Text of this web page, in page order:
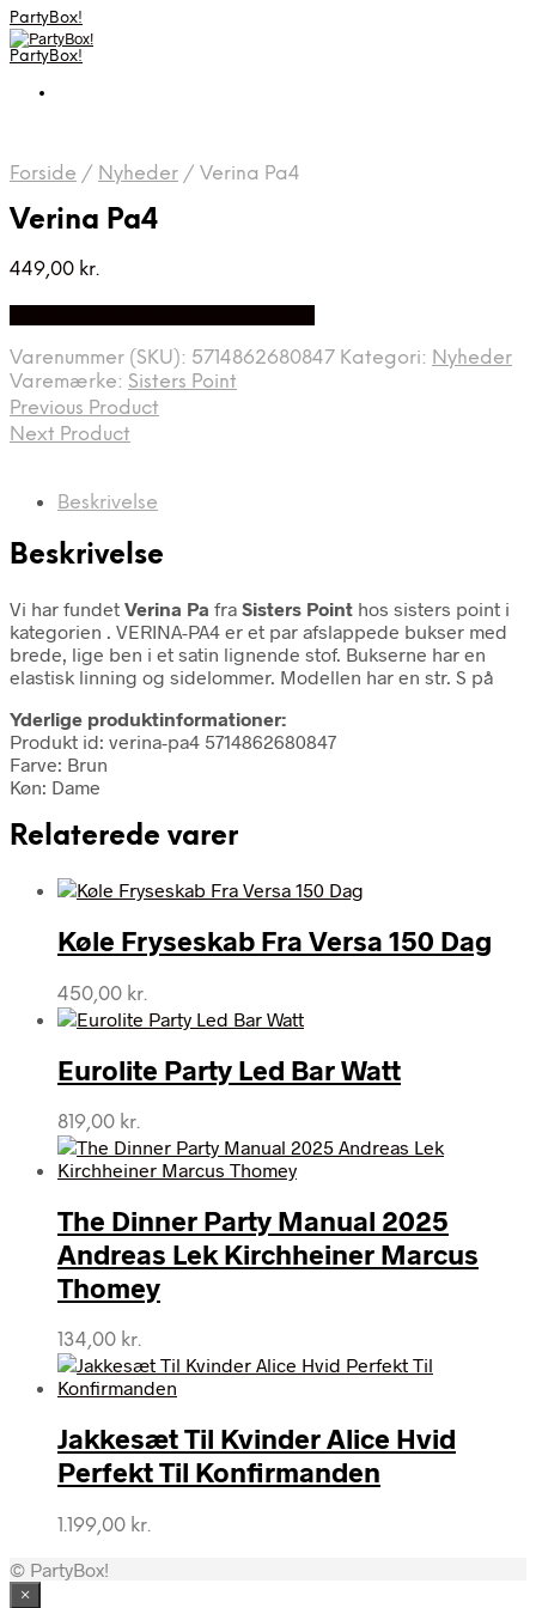
PartyBox!
PartyBox!
Forside / Nyheder / Verina Pa4
Verina Pa4
449,00 kr.
Varenummer (SKU): 5714862680847 Kategori: Nyheder
Varemærke: Sisters Point
Previous Product
Next Product
Beskrivelse
Beskrivelse
Vi har fundet Verina Pa fra Sisters Point hos sisters point i
kategorien . VERINA-PA4 er et par afslappede bukser med
brede, lige ben i et satin lignende stof. Bukserne har en
elastisk linning og sidelommer. Modellen har en str. S på
Yderlige produktinformationer:
Produkt id: verina-pa4 5714862680847
Farve: Brun
Køn: Dame
Relaterede varer
Køle Fryseskab Fra Versa 150 Dag
450,00 kr.
Eurolite Party Led Bar Watt
819,00 kr.
The Dinner Party Manual 2025
Andreas Lek Kirchheiner Marcus
Thomey
134,00 kr.
Jakkesæt Til Kvinder Alice Hvid
Perfekt Til Konfirmanden
1.199,00 kr.
© PartyBox!
×